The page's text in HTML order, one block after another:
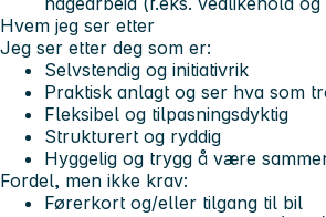
Hvem jeg ser etter
Jeg ser etter deg som er:
Selvstendig og initiativrik
Praktisk anlagt og ser hva som
Fleksibel og tilpasningsdyktig
Strukturert og ryddig
Hyggelig og trygg å være
Fordel, men ikke krav:
Førerkort og/eller tilgang til bil